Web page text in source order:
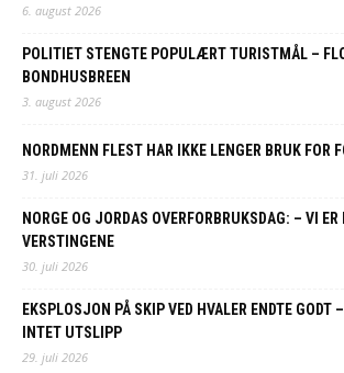
6. august 2026
POLITIET STENGTE POPULÆRT TURISTMÅL –
BONDHUSBREEN
3. august 2026
NORDMENN FLEST HAR IKKE LENGER BRUK FOR
31. juli 2026
NORGE OG JORDAS OVERFORBRUKSDAG: – VI
VERSTINGENE
30. juli 2026
EKSPLOSJON PÅ SKIP VED HVALER ENDTE GODT
INTET UTSLIPP
29. juli 2026